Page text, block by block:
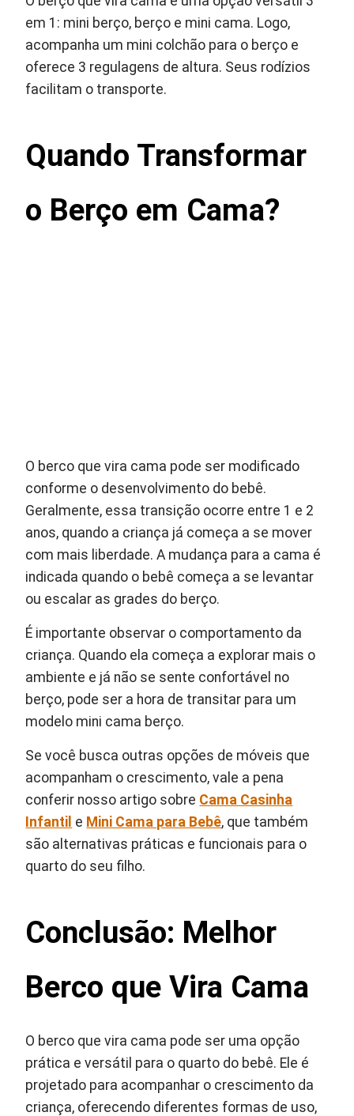
em 1: mini berço, berço e mini cama. Logo,
acompanha um mini colchão para o berço e
oferece 3 regulagens de altura. Seus rodízios
facilitam o transporte.
Quando Transformar
o Berço em Cama?
O berco que vira cama pode ser modificado
conforme o desenvolvimento do bebê.
Geralmente, essa transição ocorre entre 1 e 2
anos, quando a criança já começa a se mover
com mais liberdade. A mudança para a cama é
indicada quando o bebê começa a se levantar
ou escalar as grades do berço.
É importante observar o comportamento da
criança. Quando ela começa a explorar mais o
ambiente e já não se sente confortável no
berço, pode ser a hora de transitar para um
modelo mini cama berço.
Se você busca outras opções de móveis que
acompanham o crescimento, vale a pena
conferir nosso artigo sobre Cama Casinha
Infantil e Mini Cama para Bebê, que também
são alternativas práticas e funcionais para o
quarto do seu filho.
Conclusão: Melhor
Berco que Vira Cama
O berco que vira cama pode ser uma opção
prática e versátil para o quarto do bebê. Ele é
projetado para acompanhar o crescimento da
criança, oferecendo diferentes formas de uso,